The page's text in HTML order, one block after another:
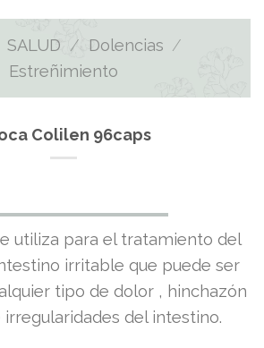
SALUD / Dolencias /
Estreñimiento
Colilen 96caps
utiliza para el tratamiento del
irritable que puede ser
tipo de dolor , hinchazón
del intestino.